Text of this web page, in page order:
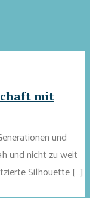
mit
und
und nicht zu weit
Silhouette […]